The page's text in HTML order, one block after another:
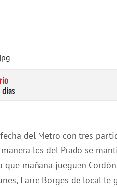
del Metro con tres
los del Prado se
mañana jueguen
Larre Borges de local le